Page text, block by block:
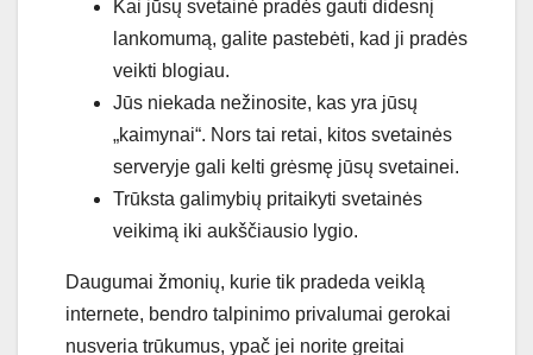
Kai jūsų svetainė pradės gauti didesnį
lankomumą, galite pastebėti, kad ji pradės
veikti blogiau.
Jūs niekada nežinosite, kas yra jūsų
„kaimynai“. Nors tai retai, kitos svetainės
serveryje gali kelti grėsmę jūsų svetainei.
Trūksta galimybių pritaikyti svetainės
veikimą iki aukščiausio lygio.
Daugumai žmonių, kurie tik pradeda veiklą
internete, bendro talpinimo privalumai gerokai
nusveria trūkumus, ypač jei norite greitai